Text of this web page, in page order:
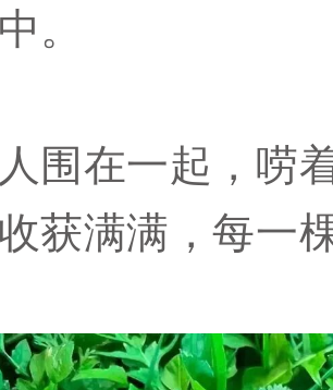
。
围在一起，唠
获满满，每一